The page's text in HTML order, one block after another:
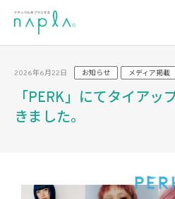
content
2026年6月22日 お知らせ メディア掲載
「PERK」にてタイアッ
きました。